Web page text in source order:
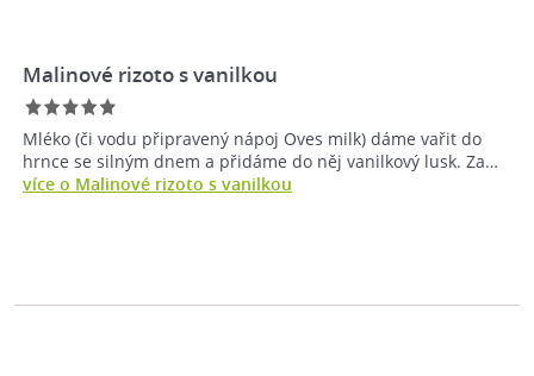
Malinové rizoto s vanilkou
Mléko (či vodu připravený nápoj Oves milk) dáme vařit do
hrnce se silným dnem a přidáme do něj vanilkový lusk. Za…
více o Malinové rizoto s vanilkou